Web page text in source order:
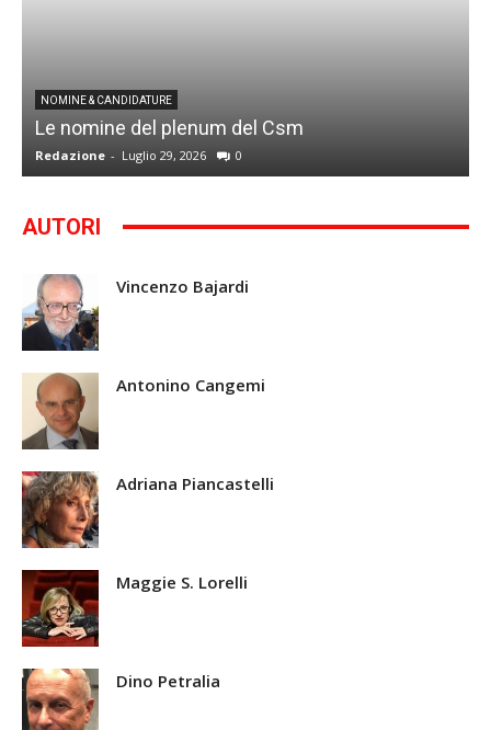
NOMINE & CANDIDATURE
Le nomine del plenum del Csm
Redazione - Luglio 29, 2026 0
AUTORI
Vincenzo Bajardi
Antonino Cangemi
Adriana Piancastelli
Maggie S. Lorelli
Dino Petralia